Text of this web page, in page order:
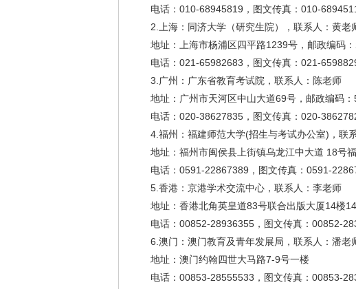
电话：010-68945819，图文传真：010-
2.上海：同济大学（研究生院），联系人：黄老
地址：上海市杨浦区四平路1239号，邮政编码
电话：021-65982683，图文传真：021-
3.广州：广东省教育考试院，联系人：陈老师
地址：广州市天河区中山大道69号，邮政编码：
电话：020-38627835，图文传真：020-
4.福州：福建师范大学(招生与考试办公室)，联
地址：福州市闽侯县上街镇乌龙江中大道 18号
电话：0591-22867389，图文传真：0591-
5.香港：京港学术交流中心，联系人：李老师
地址：香港北角英皇道83号联合出版大厦14楼
电话：00852-28936355，图文传真：00852-
6.澳门：澳门教育及青年发展局，联系人：潘老
地址：澳门约翰四世大马路7-9号一楼
电话：00853-28555533，图文传真：00853-